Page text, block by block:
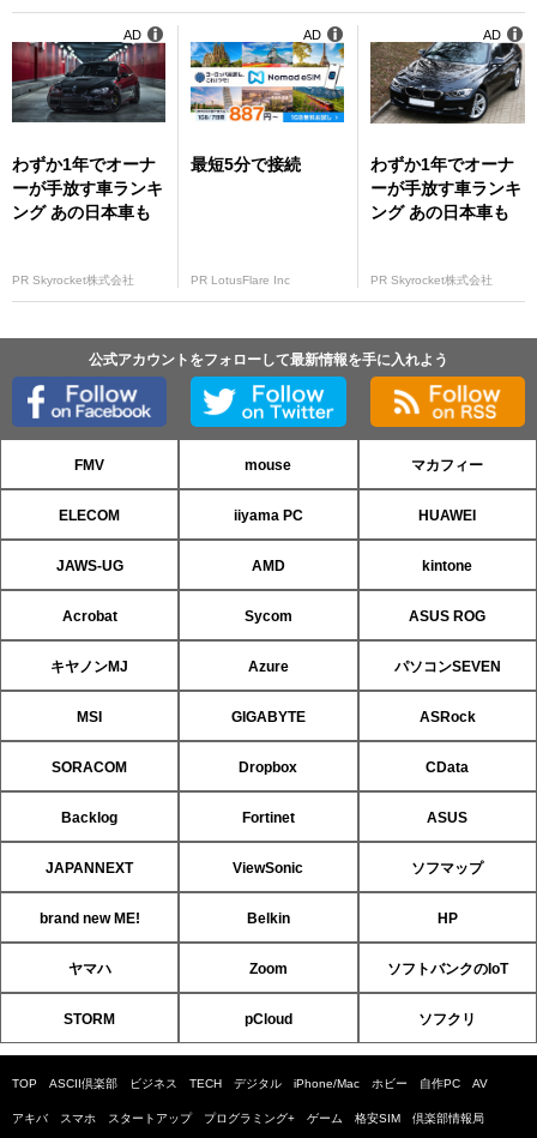
わずか1年でオーナ
ーが手放す車ランキ
ング あの日本車も
PR Skyrocket株式会社
AD
最短5分で接続
PR LotusFlare Inc
AD
わずか1年でオーナ
ーが手放す車ランキ
ング あの日本車も
PR Skyrocket株式会社
AD
公式アカウントをフォローして最新情報を手に入れよう
FMV mouse マカフィー
ELECOM iiyama PC HUAWEI
JAWS-UG AMD kintone
Acrobat Sycom ASUS ROG
キヤノンMJ Azure パソコンSEVEN
MSI GIGABYTE ASRock
SORACOM Dropbox CData
Backlog Fortinet ASUS
JAPANNEXT ViewSonic ソフマップ
brand new ME! Belkin HP
ヤマハ Zoom ソフトバンクのIoT
STORM pCloud ソフクリ
TOP ASCII倶楽部 ビジネス TECH デジタル iPhone/Mac ホビー 自作PC AV
アキバ スマホ スタートアップ プログラミング+ ゲーム 格安SIM 倶楽部情報局